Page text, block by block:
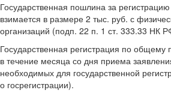
Государственная пошлина за
взимается в размере 2 тыс. руб. с
организаций (подп. 22 п. 1 ст. 333.33 НК
Государственная регистрация по общему
в течение месяца со дня приема
необходимых для государственной
о госрегистрации).